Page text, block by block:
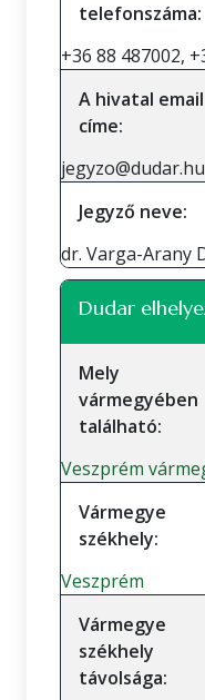
telefonszáma:
+36 88 487002,
A hivatal email
címe:
jegyzo@dudar.hu
Jegyző neve:
dr. Varga-Arany
Dudar
Mely
vármegyében
található:
Veszprém
Vármegye
székhely:
Veszprém
Vármegye
székhely
távolsága: